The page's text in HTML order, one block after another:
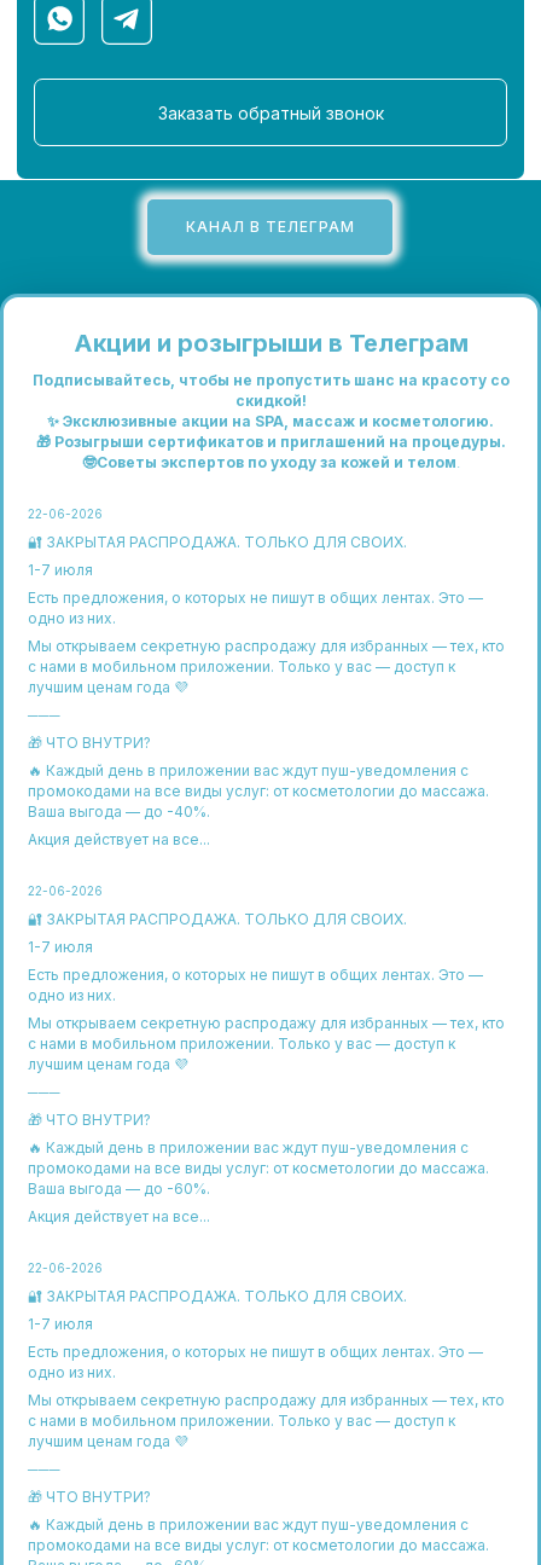
КАНАЛ В ТЕЛЕГРАМ
Акции и розыгрыши в Телеграм
Подписывайтесь, чтобы не пропустить шанс на красоту со
скидкой!
✨ Эксклюзивные акции на SPA, массаж и косметологию.
🎁 Розыгрыши сертификатов и приглашений на процедуры.
🤓Советы экспертов по уходу за кожей и телом.
22-06-2026
🔐 ЗАКРЫТАЯ РАСПРОДАЖА. ТОЛЬКО ДЛЯ СВОИХ.
1-7 июля
Есть предложения, о которых не пишут в общих лентах. Это —
одно из них.
Мы открываем секретную распродажу для избранных — тех, кто
с нами в мобильном приложении. Только у вас — доступ к
лучшим ценам года 💜
───
🎁 ЧТО ВНУТРИ?
🔥 Каждый день в приложении вас ждут пуш-уведомления с
промокодами на все виды услуг: от косметологии до массажа.
Ваша выгода — до -40%.
Акция действует на все...
22-06-2026
🔐 ЗАКРЫТАЯ РАСПРОДАЖА. ТОЛЬКО ДЛЯ СВОИХ.
1-7 июля
Есть предложения, о которых не пишут в общих лентах. Это —
одно из них.
Мы открываем секретную распродажу для избранных — тех, кто
с нами в мобильном приложении. Только у вас — доступ к
лучшим ценам года 💜
───
🎁 ЧТО ВНУТРИ?
🔥 Каждый день в приложении вас ждут пуш-уведомления с
промокодами на все виды услуг: от косметологии до массажа.
Ваша выгода — до -60%.
Акция действует на все...
22-06-2026
🔐 ЗАКРЫТАЯ РАСПРОДАЖА. ТОЛЬКО ДЛЯ СВОИХ.
1-7 июля
Есть предложения, о которых не пишут в общих лентах. Это —
одно из них.
Мы открываем секретную распродажу для избранных — тех, кто
с нами в мобильном приложении. Только у вас — доступ к
лучшим ценам года 💜
───
🎁 ЧТО ВНУТРИ?
🔥 Каждый день в приложении вас ждут пуш-уведомления с
промокодами на все виды услуг: от косметологии до массажа.
Политика обработки персональных
данных Яндекс Метрикой
приобретении абонемента на услуги
Положение о скидочных абонементах
(система лояльности)
Соглашение о предоставлении
опциона на заключение договора
Политика защиты и обработки
персональных данных
Оферта на бронирование времени
Договор оферта на приобретение
и использование подарочного сертификата
Юридический адрес:394088, г. Воронеж, бульвар
Фактический адрес:
394088, г. Воронеж, бульвар
Победы, д.50. помещ.1
+7(952) 955-42-40
3664124947
Юр. информация
ООО Аква Квин
Ручной массаж
Водные процедуры
Коррекция фигуры
Навигация Контакты
для обращений